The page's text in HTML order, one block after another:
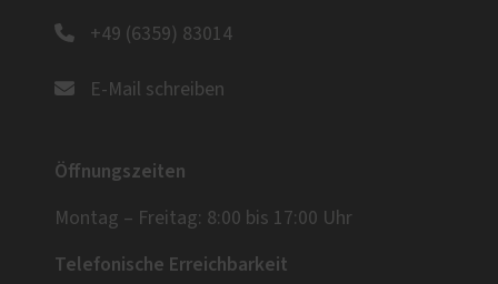
+49 (6359) 83014
E-Mail schreiben
Öffnungszeiten
Montag – Freitag: 8:00 bis 17:00 Uhr
Telefonische Erreichbarkeit